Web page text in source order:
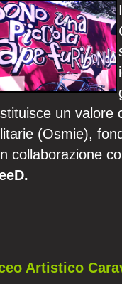
un valore
(Osmie),
collaborazione
Artistico